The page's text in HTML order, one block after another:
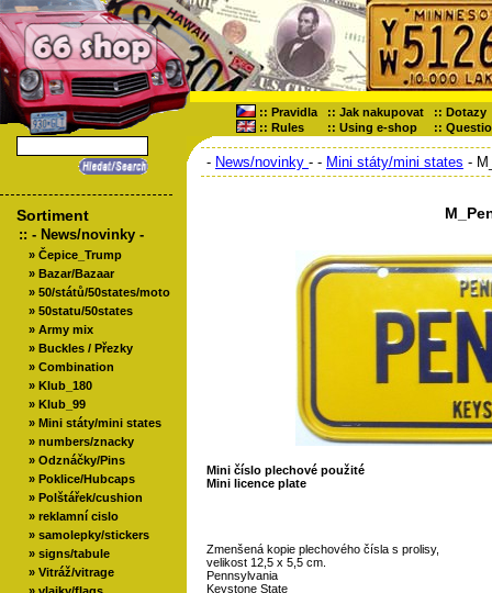
:: Pravidla :: Jak nakupovat :: Dotazy
:: Rules :: Using e-shop ::
Sortiment
:: - News/novinky -
» Čepice_Trump
» Bazar/Bazaar
» 50/států/50states/moto
» 50statu/50states
» Army mix
» Buckles / Přezky
» Combination
» Klub_180
» Klub_99
» Mini státy/mini states
» numbers/znacky
» Odznáčky/Pins
» Poklice/Hubcaps
» Polštářek/cushion
» reklamní cislo
» samolepky/stickers
» signs/tabule
» Vitráž/vitrage
- News/novinky - - Mini státy/mini states -
Mini číslo plechové použité
Mini licence plate
Zmenšená kopie plechového čísla s prolisy,
velikost 12,5 x 5,5 cm.
Pennsylvania
Keystone State